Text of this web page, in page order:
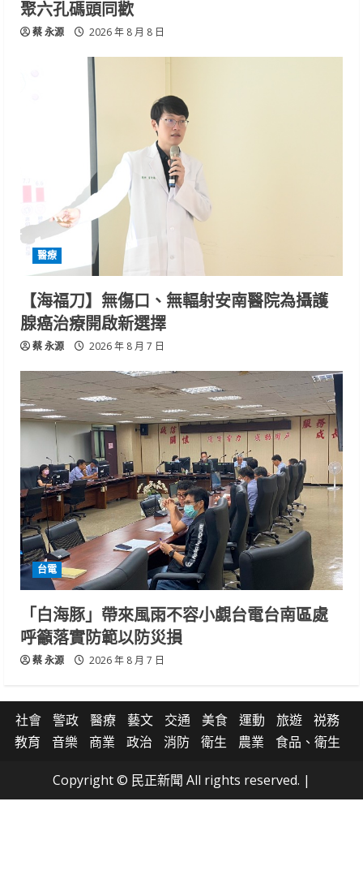
聚六孔碼頭同歡
蔡 永源 2026 年 8 月 8 日
醫療
【海福刀】無傷口、無輻射安南醫院為攝護
腺癌治療開啟新選擇
蔡 永源 2026 年 8 月 7 日
台電
「白海豚」帶來風雨不容小覷台電台南區處
呼籲落實防範以防災損
蔡 永源 2026 年 8 月 7 日
社會 警政 醫療 藝文 交通 美食 運動 旅遊
祱務
教育
音樂 商業 政治 消防 衛生 農業 食品、衛生
Copyright © 民正新聞 All rights reserved. |